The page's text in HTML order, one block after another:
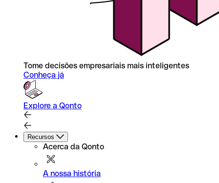
Tome decisões empresariais mais inteligentes
Conheça já
Explore a Qonto
Recursos
Acerca da Qonto
A nossa história